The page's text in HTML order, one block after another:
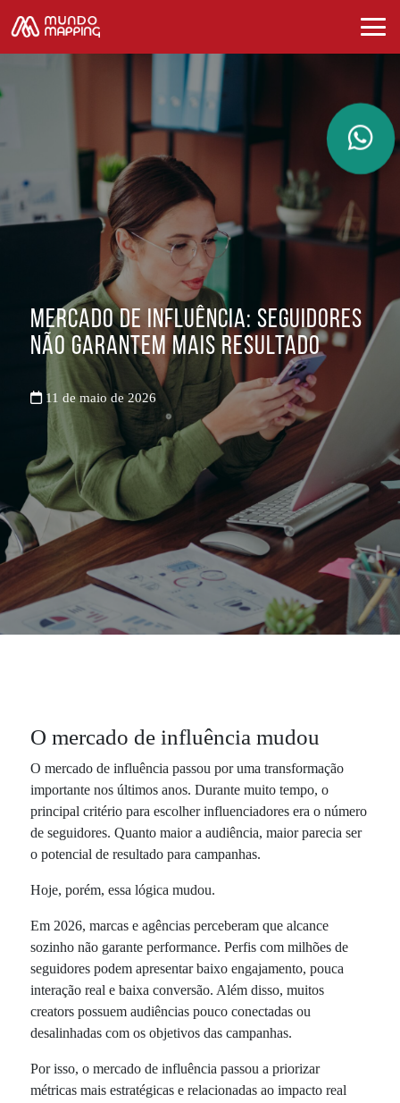
Mercado de influência: seguidores
não garantem mais resultado
11 de maio de 2026
O mercado de influência mudou
O mercado de influência passou por uma transformação
importante nos últimos anos. Durante muito tempo, o
principal critério para escolher influenciadores era o número
de seguidores. Quanto maior a audiência, maior parecia ser
o potencial de resultado para campanhas.
Hoje, porém, essa lógica mudou.
Em 2026, marcas e agências perceberam que alcance
sozinho não garante performance. Perfis com milhões de
seguidores podem apresentar baixo engajamento, pouca
interação real e baixa conversão. Além disso, muitos
creators possuem audiências pouco conectadas ou
desalinhadas com os objetivos das campanhas.
Por isso, o mercado de influência passou a priorizar
métricas mais estratégicas e relacionadas ao impacto real